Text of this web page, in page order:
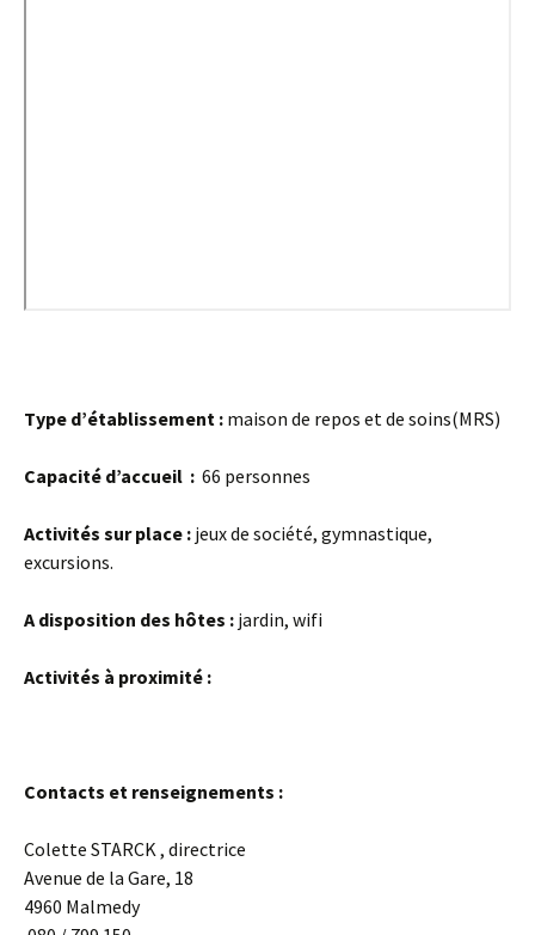
Type d’établissement : maison de repos et de soins(MRS)
Capacité d’accueil : 66 personnes
Activités sur place : jeux de société, gymnastique,
excursions.
A disposition des hôtes : jardin, wifi
Activités à proximité :
Contacts et renseignements :
Colette STARCK , directrice
Avenue de la Gare, 18
4960 Malmedy